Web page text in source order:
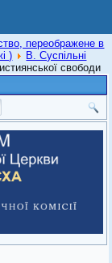
переображене в
)
В. Суспільні
свободи